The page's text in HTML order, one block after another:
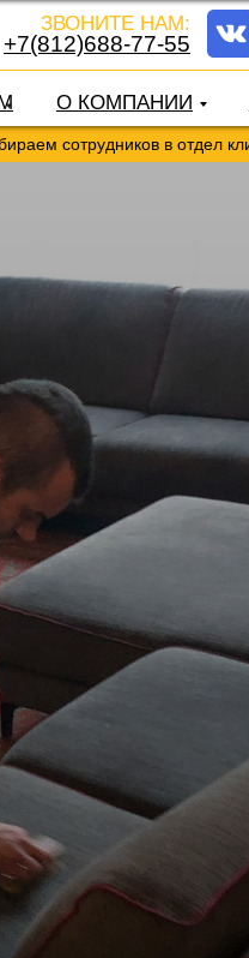
О КОМПАНИИ
ЗВОНИТЕ НАМ:
+7(812)688-77-55
в отдел клининга